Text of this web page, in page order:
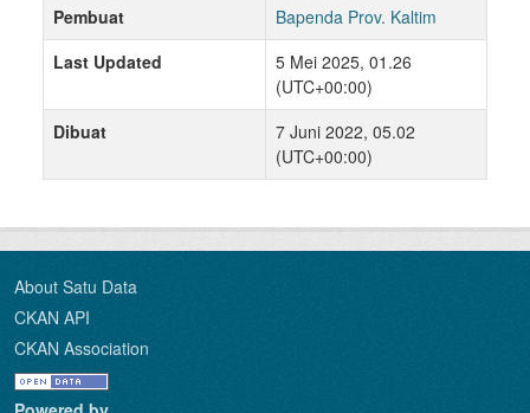
Pembuat
Bapenda Prov. Kaltim
Last Updated
5 Mei 2025, 01.26
(UTC+00:00)
Dibuat
7 Juni 2022, 05.02
(UTC+00:00)
About Satu Data
CKAN API
CKAN Association